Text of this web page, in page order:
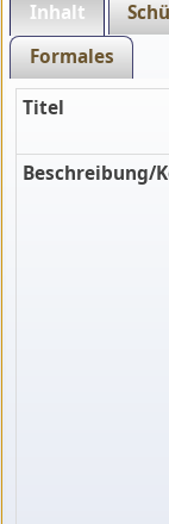
Inhalt
Formales
Titel
Beschreibung/